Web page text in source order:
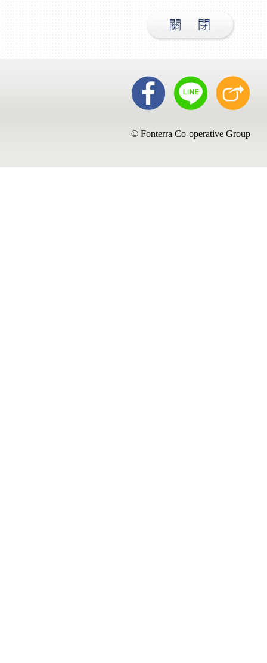
© Fonterra Co-operative Group